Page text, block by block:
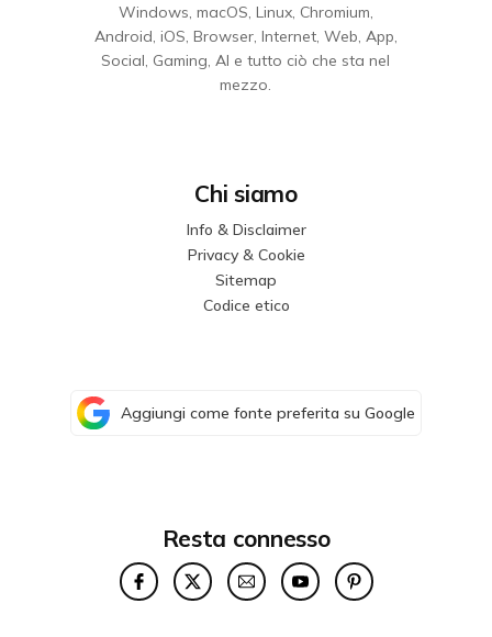
Windows, macOS, Linux, Chromium,
Android, iOS, Browser, Internet, Web, App,
Social, Gaming, AI e tutto ciò che sta nel
mezzo.
Chi siamo
Info & Disclaimer
Privacy & Cookie
Sitemap
Codice etico
Aggiungi come fonte preferita su Google
Resta connesso